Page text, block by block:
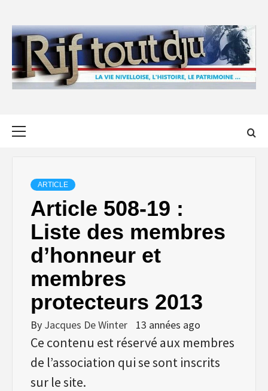
content
ARTICLE
Article 508-19 :
Liste des membres
d’honneur et
membres
protecteurs 2013
By Jacques De Winter 13 années ago
Ce contenu est réservé aux membres
de l’association qui se sont inscrits
sur le site.